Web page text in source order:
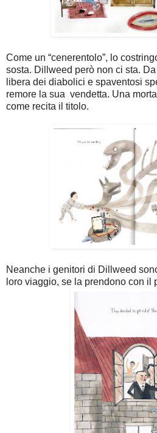
Come un “cenerentolo”, lo
sosta. Dillweed però non ci sta.
libera dei diabolici e spaventosi
remore la sua vendetta. Una
come recita il titolo.
Neanche i genitori di Dillweed
loro viaggio, se la prendono con il